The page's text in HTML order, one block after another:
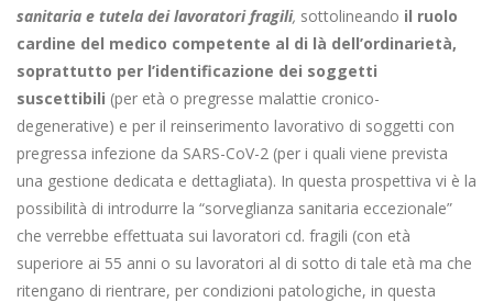
sanitaria e tutela dei lavoratori fragili, sottolineando il ruolo
cardine del medico competente al di là dell’ordinarietà,
soprattutto per l’identificazione dei soggetti
suscettibili (per età o pregresse malattie cronico-
degenerative) e per il reinserimento lavorativo di soggetti con
pregressa infezione da SARS-CoV-2 (per i quali viene prevista
una gestione dedicata e dettagliata). In questa prospettiva vi è la
possibilità di introdurre la “sorveglianza sanitaria eccezionale”
che verrebbe effettuata sui lavoratori cd. fragili (con età
superiore ai 55 anni o su lavoratori al di sotto di tale età ma che
ritengano di rientrare, per condizioni patologiche, in questa